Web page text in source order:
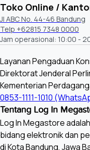
Toko Online /
Jl ABC No. 44-46 Bandung
Telp +62815 7348 0000
Jam operasional: 10:00 -
Layanan Pengaduan
Direktorat Jenderal
Kementerian
0853-1111-1010
Tentang Log In
Log In Megastore
bidang elektronik dan
di Kota Bandung, Jawa